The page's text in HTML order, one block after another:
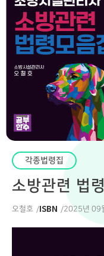
각종법령집
소방관련 법
오철호 ISBN 2025년 09